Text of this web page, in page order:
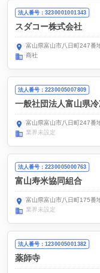
法人番号：3230001001343
スダコー株式会社
富山県富山市八日町247番
商社
法人番号：2230005007809
一般社団法人富山県
富山県富山市八日町247番
業界未設定
法人番号：2230005000763
富山寿米協同組合
富山県富山市八日町175番
業界未設定
法人番号：1230005001382
薬師寺